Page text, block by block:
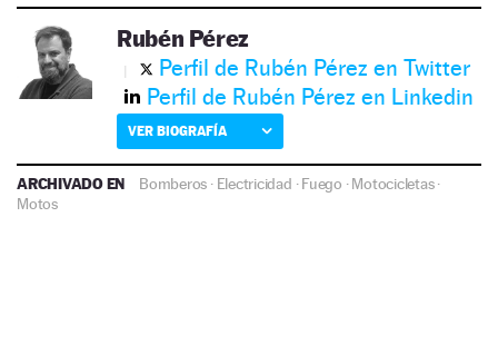
Rubén Pérez
Perfil de Rubén Pérez en Twitter
Perfil de Rubén Pérez en Linkedin
VER BIOGRAFÍA
ARCHIVADO EN Bomberos · Electricidad ·Fuego ·Motocicletas·
Motos